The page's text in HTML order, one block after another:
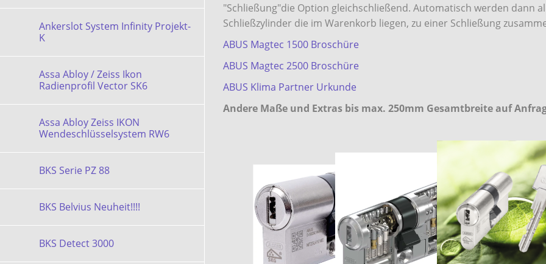
Ankerslot System Infinity Projekt-
K
Assa Abloy / Zeiss Ikon
Radienprofil Vector SK6
Assa Abloy Zeiss IKON
Wendeschlüsselsystem RW6
BKS Serie PZ 88
BKS Belvius Neuheit!!!!
BKS Detect 3000
"Schließung"die Option gleichschließend. Automatisch werden dann
Schließzylinder die im Warenkorb liegen, zu einer Schließung
ABUS Magtec 1500 Broschüre
ABUS Magtec 2500 Broschüre
ABUS Klima Partner Urkunde
Andere Maße und Extras bis max. 250mm Gesamtbreite auf